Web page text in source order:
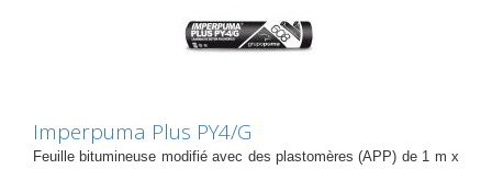
Imperpuma Plus PY4/G
Feuille bitumineuse modifié avec des plastomères (APP) de 1 m x